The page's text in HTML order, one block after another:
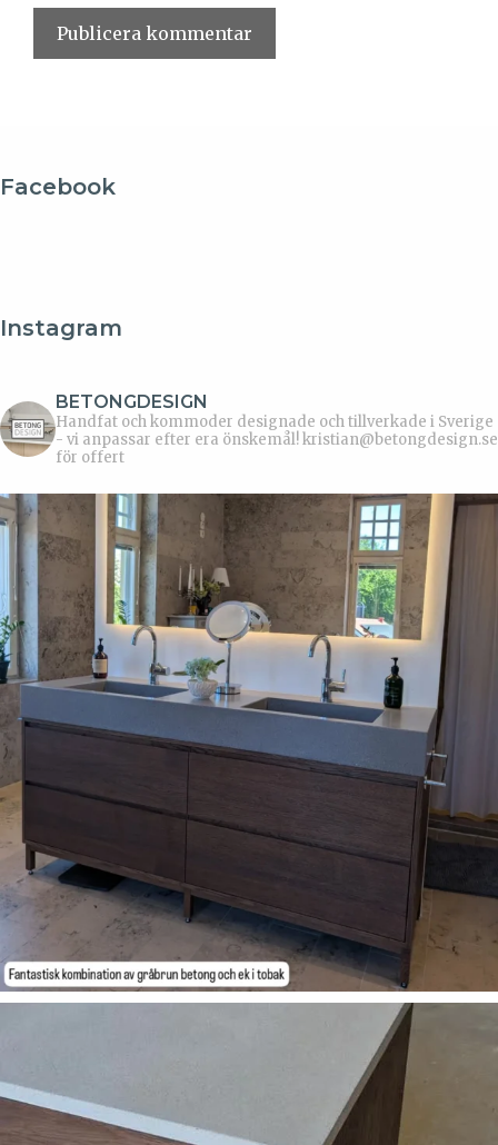
Facebook
Instagram
BETONGDESIGN
Handfat och kommoder designade och tillverkade i Sverige
- vi anpassar efter era önskemål!kristian@betongdesign.se
för offert